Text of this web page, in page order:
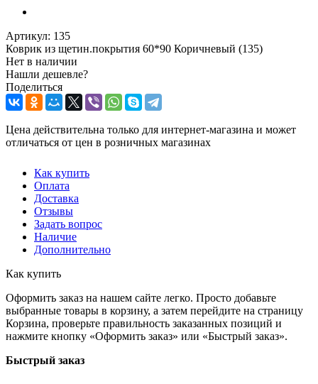
Артикул: 135
Коврик из щетин.покрытия 60*90 Коричневый (135)
Нет в наличии
Нашли дешевле?
Поделиться
Цена действительна только для интернет-магазина и может
отличаться от цен в розничных магазинах
Как купить
Оплата
Доставка
Отзывы
Задать вопрос
Наличие
Дополнительно
Как купить
Оформить заказ на нашем сайте легко. Просто добавьте
выбранные товары в корзину, а затем перейдите на страницу
Корзина, проверьте правильность заказанных позиций и
нажмите кнопку «Оформить заказ» или «Быстрый заказ».
Быстрый заказ